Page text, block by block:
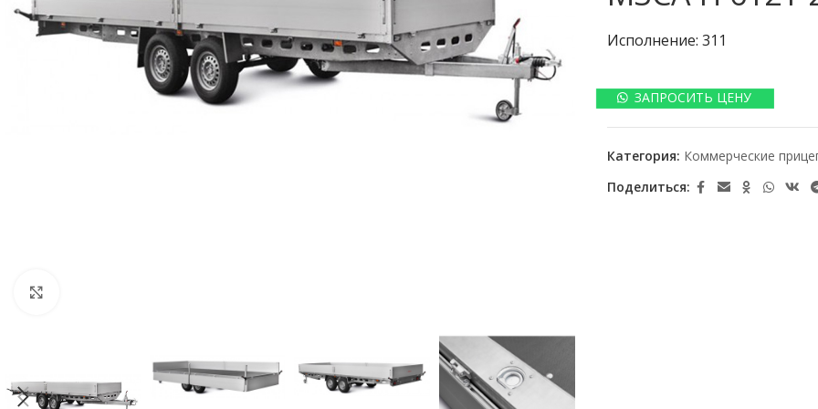
Исполнение: 311
ЗАПРОСИТЬ ЦЕНУ
Категория: Коммерческие
Поделиться: